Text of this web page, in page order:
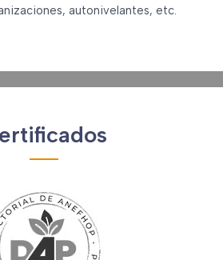
autonivelantes, etc.